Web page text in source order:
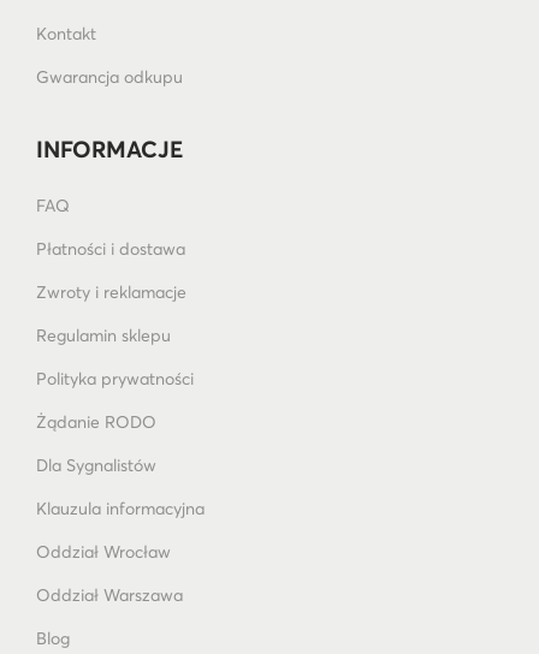
Kontakt
Gwarancja odkupu
INFORMACJE
FAQ
Płatności i dostawa
Zwroty i reklamacje
Regulamin sklepu
Polityka prywatności
Żądanie RODO
Dla Sygnalistów
Klauzula informacyjna
Oddział Wrocław
Oddział Warszawa
Blog